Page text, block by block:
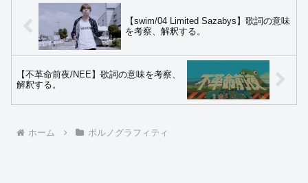
【swim/04 Limited Sazabys】歌詞の意味
を考察、解釈する。
【不革命前夜/NEE】歌詞の意味を考察、
解釈する。
ホーム ポルノグラフィティ